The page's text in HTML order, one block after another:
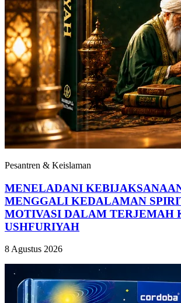
Pesantren & Keislaman
MENELADANI
MENGGALI KEDALAMAN
MOTIVASI DALAM TERJEMAH
USHFURIYAH
8 Agustus 2026